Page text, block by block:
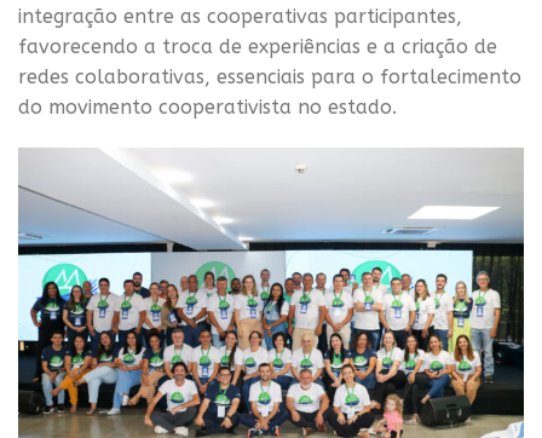
integração entre as cooperativas participantes,
favorecendo a troca de experiências e a criação de
redes colaborativas, essenciais para o fortalecimento
do movimento cooperativista no estado.